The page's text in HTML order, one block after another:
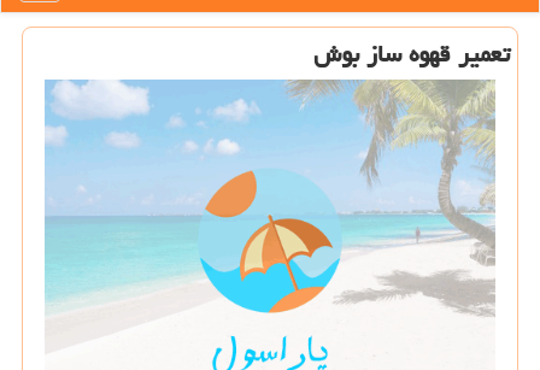
تعمیر قهوه ساز بوش